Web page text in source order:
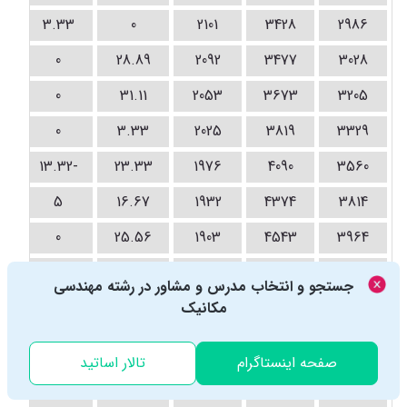
2986
3428
2101
0
3.33
3028
3477
2092
28.89
0
3205
3673
2053
31.11
0
3329
3819
2025
3.33
0
3560
4090
1976
23.33
-13.32
3814
4374
1932
16.67
5
3964
4543
1903
25.56
0
1822
4561
5211
1798
1.11
0
4623
5283
1786
0
-1.66
جستجو و انتخاب مدرس و مشاور در رشته مهندسی
مکانیک
صفحه اینستاگرام تالار اساتید